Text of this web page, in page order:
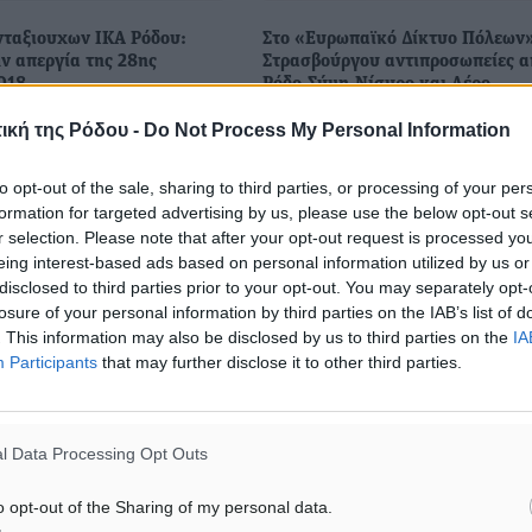
της Ρόδου - Do Not Process My Personal Information
opt-out of the sale, sharing to third parties, or processing of your
for targeted advertising by us, please use the below opt-out
selection. Please note that after your opt-out request is processed
interest-based ads based on personal information utilized by us
to third parties prior to your opt-out. You may separately
of your personal information by third parties on the IAB’s list of
This information may also be disclosed by us to third parties on the
Participants that may further disclose it to other third parties.
Data Processing Opt Outs
opt-out of the Sharing of my personal data.
ΙΚΑ Ρόδου:
απεργία της 28ης
την απεργία του
Καλούμε όλους τους
όλους τους
τα παιδιά και τα εγγόνια
Στο «Ευρωπαϊκό Δίκτυο
Στρασβούργου αντιπροσωπείες
Ρόδο,Σύμη,Νίσυρο και Λέρο
«Άρωμα Ελλάδας», είχε η 16η
πόλεων του Στρασβούργου,
de Strasbourg», καθώς μετά από
πρόσκληση του Έλληνα
του ...
24.11.18, 13:45